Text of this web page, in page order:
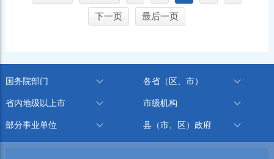
下一页 最后一页
国务院部门 各省（区、市）
省内地级以上市 市级机构
部分事业单位 县（市、区）政府